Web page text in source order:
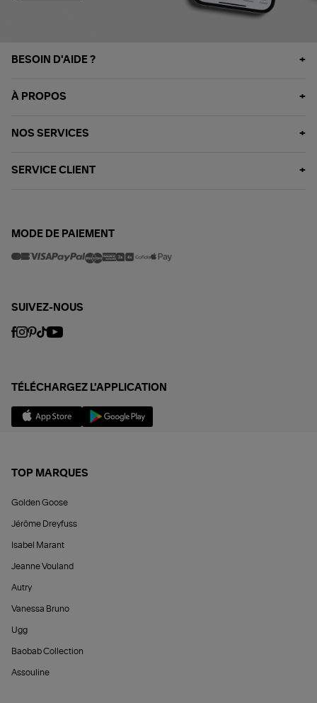
BESOIN D'AIDE ?
À PROPOS
NOS SERVICES
SERVICE CLIENT
MODE DE PAIEMENT
SUIVEZ-NOUS
TÉLÉCHARGEZ L'APPLICATION
TOP MARQUES
Golden Goose
Jérôme Dreyfuss
Isabel Marant
Jeanne Vouland
Autry
Vanessa Bruno
Ugg
Baobab Collection
Assouline